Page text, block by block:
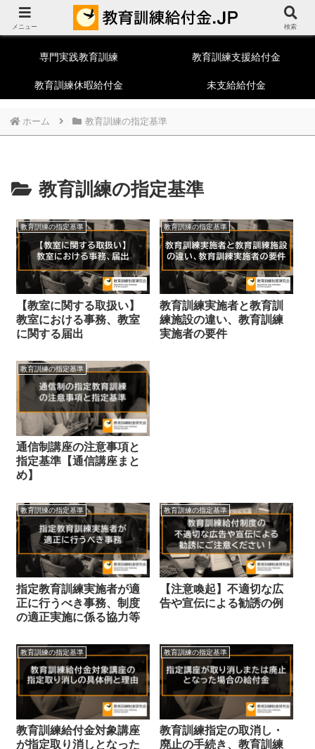
教育訓練給付制度総合ポータルサイト
一般教育訓練
専門実践教育訓練 教育訓練支援給付金
教育訓練休暇給付金 未支給給付金
ホーム 教育訓練の指定基準
教育訓練の指定基準
教育訓練の指定基準
【教室に関する取扱い】
教室における事務、教室
に関する届出
教育訓練の指定基準
教育訓練実施者と教育訓
練施設の違い、教育訓練
実施者の要件
教育訓練の指定基準
通信制講座の注意事項と
指定基準【通信講座まと
め】
教育訓練の指定基準
指定教育訓練実施者が適
正に行うべき事務、制度
の適正実施に係る協力等
教育訓練の指定基準
【注意喚起】不適切な広
告や宣伝による勧誘の例
教育訓練の指定基準
教育訓練給付金対象講座
が指定取り消しとなった
教育訓練の指定基準
教育訓練指定の取消し・
廃止の手続き、教育訓練
メニュー 検索